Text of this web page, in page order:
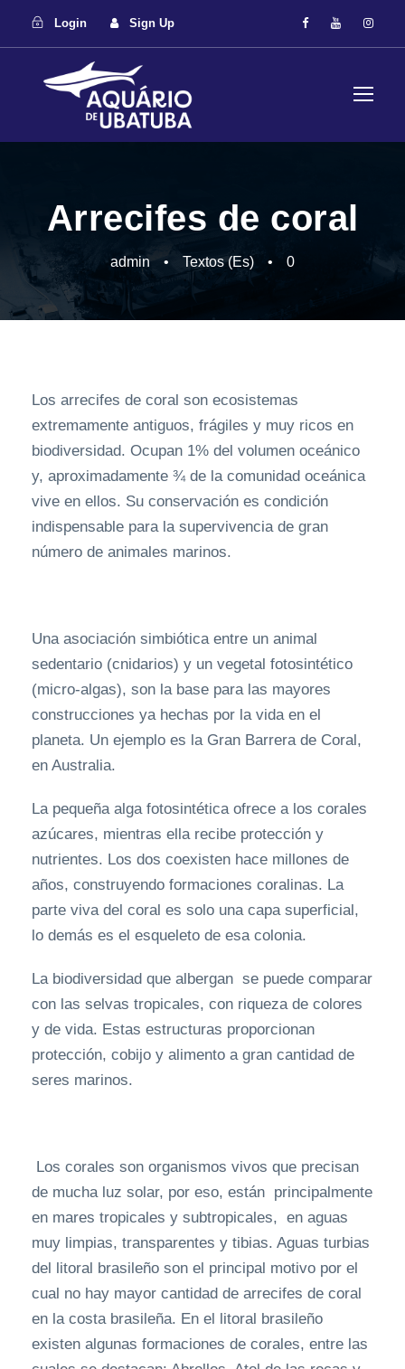
Login Sign Up
Arrecifes de coral
admin • Textos (Es) • 0
Los arrecifes de coral son ecosistemas
extremamente antiguos, frágiles y muy ricos en
biodiversidad. Ocupan 1% del volumen oceánico
y, aproximadamente ¾ de la comunidad oceánica
vive en ellos. Su conservación es condición
indispensable para la supervivencia de gran
número de animales marinos.
Una asociación simbiótica entre un animal
sedentario (cnidarios) y un vegetal fotosintético
(micro-algas), son la base para las mayores
construcciones ya hechas por la vida en el
planeta. Un ejemplo es la Gran Barrera de Coral,
en Australia.
La pequeña alga fotosintética ofrece a los corales
azúcares, mientras ella recibe protección y
nutrientes. Los dos coexisten hace millones de
años, construyendo formaciones coralinas. La
parte viva del coral es solo una capa superficial,
lo demás es el esqueleto de esa colonia.
La biodiversidad que albergan se puede comparar
con las selvas tropicales, con riqueza de colores
y de vida. Estas estructuras proporcionan
protección, cobijo y alimento a gran cantidad de
seres marinos.
Los corales son organismos vivos que precisan
de mucha luz solar, por eso, están principalmente
en mares tropicales y subtropicales, en aguas
muy limpias, transparentes y tibias. Aguas turbias
del litoral brasileño son el principal motivo por el
cual no hay mayor cantidad de arrecifes de coral
en la costa brasileña. En el litoral brasileño
existen algunas formaciones de corales, entre las